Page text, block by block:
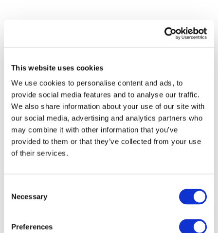
This website uses cookies
We use cookies to personalise content and ads, to
provide social media features and to analyse our traffic.
We also share information about your use of our site with
our social media, advertising and analytics partners who
may combine it with other information that you’ve
provided to them or that they’ve collected from your use
of their services.
Selection
Necessary
Preferences